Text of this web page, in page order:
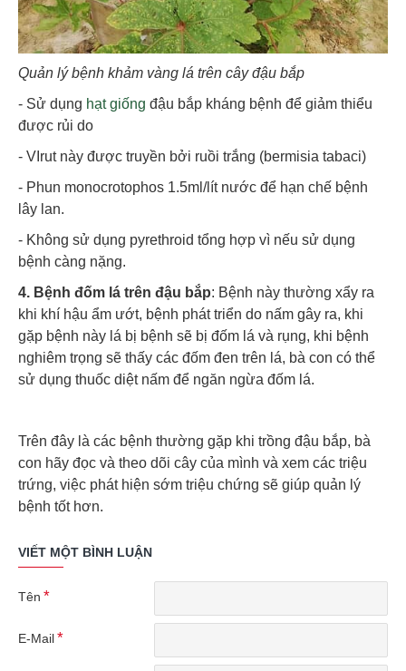
Quản lý bệnh khảm vàng lá trên cây đậu bắp
- Sử dụng hạt giống đậu bắp kháng bệnh để giảm thiểu
được rủi do
- VIrut này được truyền bởi ruồi trắng (bermisia tabaci)
- Phun monocrotophos 1.5ml/lít nước để hạn chế bệnh
lây lan.
- Không sử dụng pyrethroid tổng hợp vì nếu sử dụng
bệnh càng nặng.
4. Bệnh đốm lá trên đậu bắp: Bệnh này thường xẩy ra
khi khí hậu ẩm ướt, bệnh phát triển do nấm gây ra, khi
gặp bệnh này lá bị bệnh sẽ bị đốm lá và rụng, khi bệnh
nghiêm trọng sẽ thấy các đốm đen trên lá, bà con có thể
sử dụng thuốc diệt nấm để ngăn ngừa đốm lá.
Trên đây là các bệnh thường gặp khi trồng đậu bắp, bà
con hãy đọc và theo dõi cây của mình và xem các triệu
trứng, việc phát hiện sớm triệu chứng sẽ giúp quản lý
bệnh tốt hơn.
VIẾT MỘT BÌNH LUẬN
Tên
E-Mail